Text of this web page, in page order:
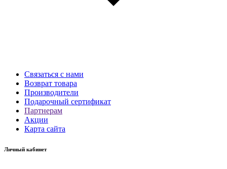
Связаться с нами
Возврат товара
Производители
Подарочный сертификат
Партнерам
Акции
Карта сайта
Личный кабинет